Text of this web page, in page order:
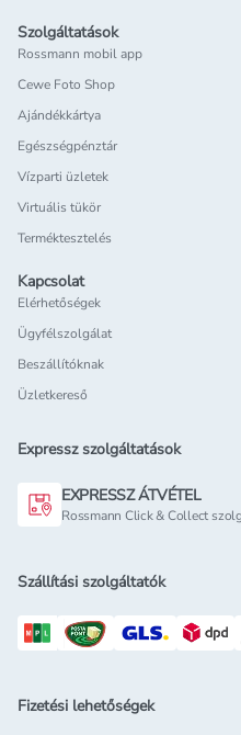
Szolgáltatások
Rossmann mobil app
Cewe Foto Shop
Ajándékkártya
Egészségpénztár
Vízparti üzletek
Virtuális tükör
Terméktesztelés
Kapcsolat
Elérhetőségek
Ügyfélszolgálat
Beszállítóknak
Üzletkereső
Expressz szolgáltatások
EXPRESSZ ÁTVÉTEL
Rossmann Click & Collect
Szállítási szolgáltatók
Fizetési lehetőségek